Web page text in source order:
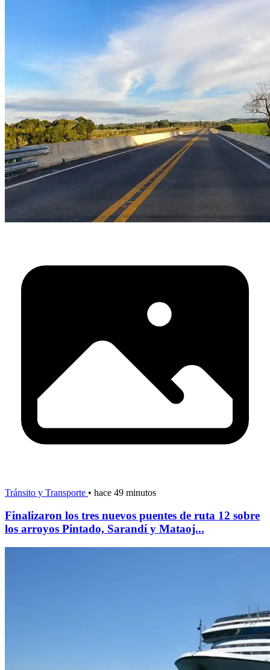
Tránsito y Transporte • hace 49 minutos
Finalizaron los tres nuevos puentes de ruta 12 sobre
los arroyos Pintado, Sarandí y Mataoj...